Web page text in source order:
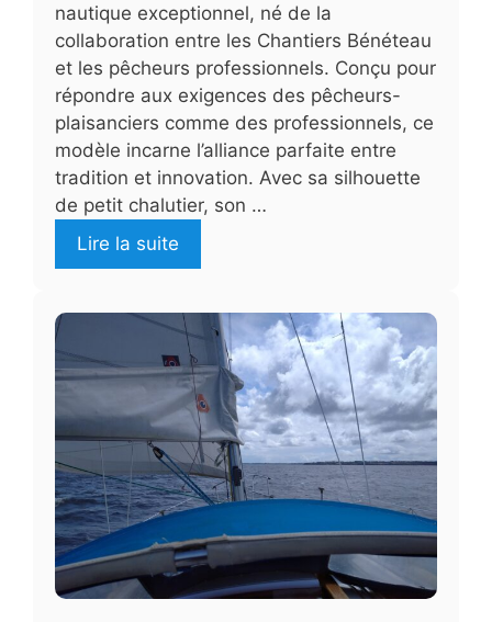
nautique exceptionnel, né de la
collaboration entre les Chantiers Bénéteau
et les pêcheurs professionnels. Conçu pour
répondre aux exigences des pêcheurs-
plaisanciers comme des professionnels, ce
modèle incarne l’alliance parfaite entre
tradition et innovation. Avec sa silhouette
de petit chalutier, son …
Lire la suite